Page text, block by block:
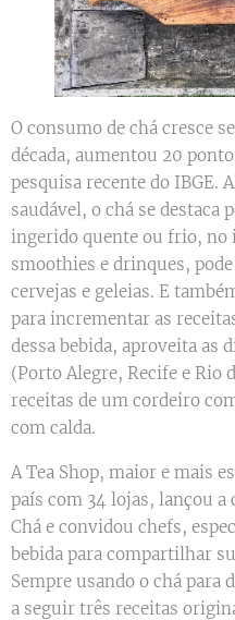
O consumo de chá cresce
década, aumentou 20
pesquisa recente do IBGE.
saudável, o chá se destaca
ingerido quente ou frio, no
smoothies e drinques,
cervejas e geleias. E
para incrementar as
dessa bebida, aproveita as
(Porto Alegre, Recife e Rio
receitas de um cordeiro
com calda.
A Tea Shop, maior e mais
país com 34 lojas, lançou a
Chá e convidou chefs,
bebida para compartilhar
Sempre usando o chá para
a seguir três receitas